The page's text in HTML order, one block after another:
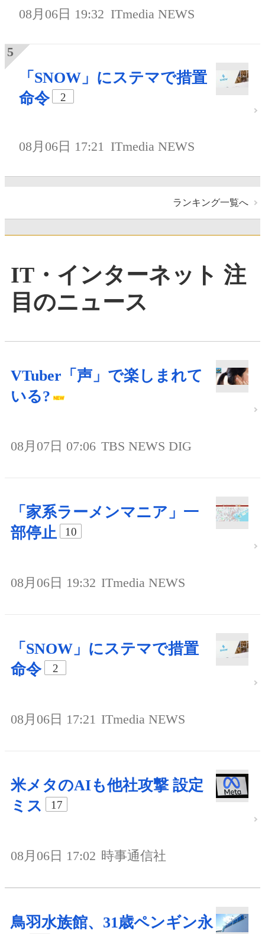
08月06日 19:32 ITmedia NEWS
「SNOW」にステマで措置
命令
2
08月06日 17:21 ITmedia NEWS
ランキング一覧へ
IT・インターネット 注
目のニュース
VTuber「声」で楽しまれて
いる?
08月07日 07:06 TBS NEWS DIG
「家系ラーメンマニア」一
部停止
10
08月06日 19:32 ITmedia NEWS
「SNOW」にステマで措置
命令
2
08月06日 17:21 ITmedia NEWS
米メタのAIも他社攻撃 設定
ミス
17
08月06日 17:02 時事通信社
鳥羽水族館、31歳ペンギン永